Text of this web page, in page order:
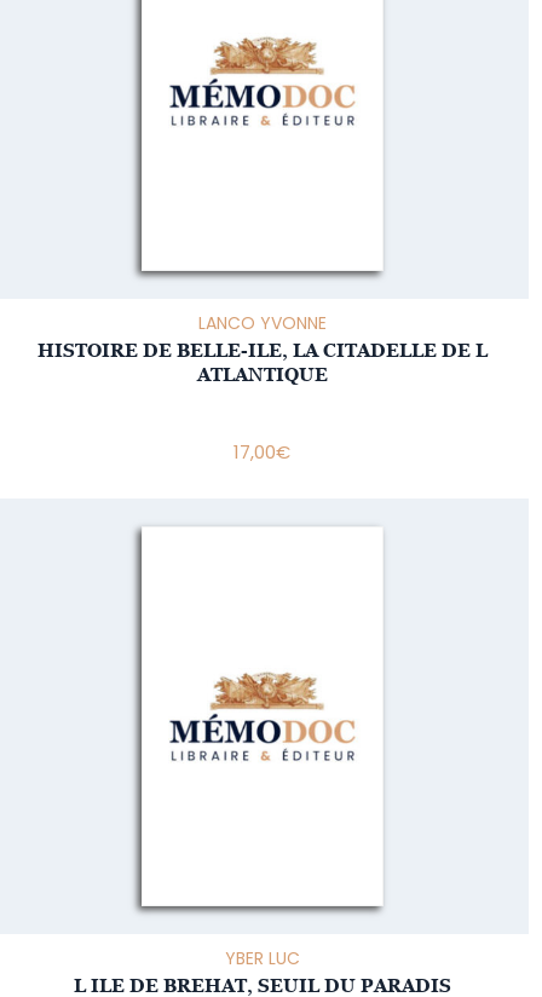
LANCO YVONNE
HISTOIRE DE BELLE-ILE, LA CITADELLE DE L
ATLANTIQUE
17,00€
YBER LUC
L ILE DE BREHAT, SEUIL DU PARADIS